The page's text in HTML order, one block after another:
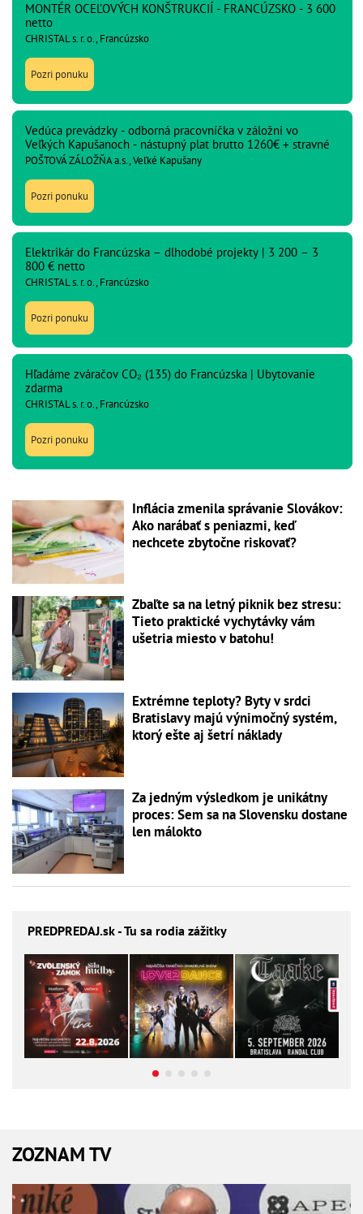
MONTÉR OCEĽOVÝCH KONŠTRUKCIÍ - FRANCÚZSKO - 3 600
netto
CHRISTAL s. r. o., Francúzsko
Pozri ponuku
Vedúca prevádzky - odborná pracovníčka v záložni vo
Veľkých Kapušanoch - nástupný plat brutto 1260€ + stravné
POŠTOVÁ ZÁLOŽŇA a.s., Veľké Kapušany
Pozri ponuku
Elektrikár do Francúzska – dlhodobé projekty | 3 200 – 3
800 € netto
CHRISTAL s. r. o., Francúzsko
Pozri ponuku
Hľadáme zváračov CO₂ (135) do Francúzska | Ubytovanie
zdarma
CHRISTAL s. r. o., Francúzsko
Pozri ponuku
Inflácia zmenila správanie Slovákov:
Ako narábať s peniazmi, keď
nechcete zbytočne riskovať?
Zbaľte sa na letný piknik bez stresu:
Tieto praktické vychytávky vám
ušetria miesto v batohu!
Extrémne teploty? Byty v srdci
Bratislavy majú výnimočný systém,
ktorý ešte aj šetrí náklady
Za jedným výsledkom je unikátny
proces: Sem sa na Slovensku dostane
len málokto
PREDPREDAJ.sk - Tu sa rodia zážitky
ZOZNAM TV